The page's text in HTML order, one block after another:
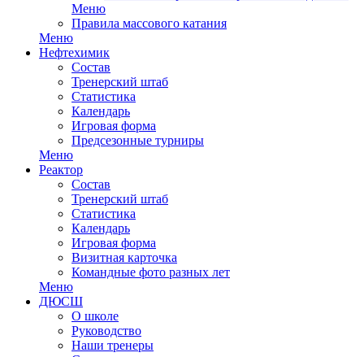
Меню
Правила массового катания
Меню
Нефтехимик
Состав
Тренерский штаб
Статистика
Календарь
Игровая форма
Предсезонные турниры
Меню
Реактор
Состав
Тренерский штаб
Статистика
Календарь
Игровая форма
Визитная карточка
Командные фото разных лет
Меню
ДЮСШ
О школе
Руководство
Наши тренеры